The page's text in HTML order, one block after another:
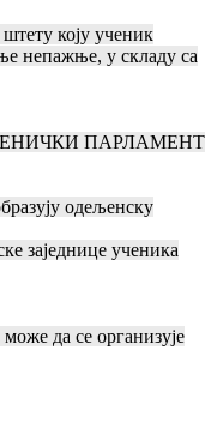
коју ученик
непажње, у складу са
ПАРЛАМЕНТ
одељенску
заједнице ученика
да се организује